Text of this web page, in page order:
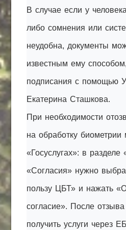
В случае если у
либо сомнения или
неудобна, документы
известным ему
подписания с помощью
Екатерина Сташкова.
При необходимости
на обработку
«Госуслугах»: в
«Согласия» нужно
пользу ЦБТ» и нажать
согласие». После отзыва
получить услуги через